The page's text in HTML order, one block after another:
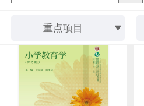
重点项目